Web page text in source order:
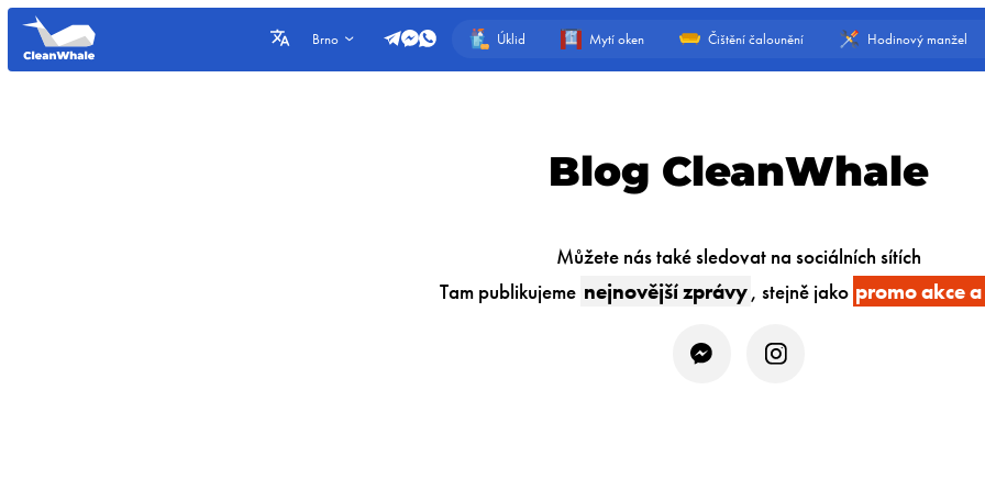
Brno Úklid Mytí oken Čištění čalounění Hodinový manžel
Blog CleanWhale
Můžete nás také sledovat na sociálních sítích
Tam publikujeme nejnovější zprávy, stejně jako promo akce